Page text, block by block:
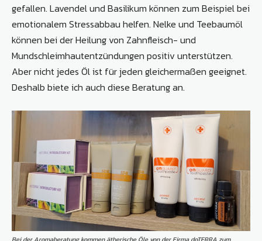
gefallen. Lavendel und Basilikum können zum Beispiel bei
emotionalem Stressabbau helfen. Nelke und Teebaumöl
können bei der Heilung von Zahnfleisch- und
Mundschleimhautentzündungen positiv unterstützen.
Aber nicht jedes Öl ist für jeden gleichermaßen geeignet.
Deshalb biete ich auch diese Beratung an.